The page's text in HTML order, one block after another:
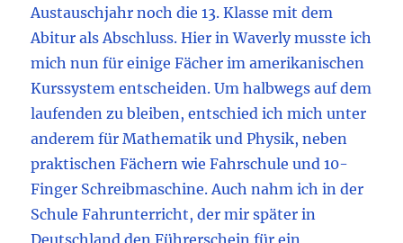
Austauschjahr noch die 13. Klasse mit dem
Abitur als Abschluss. Hier in Waverly musste ich
mich nun für einige Fächer im amerikanischen
Kurssystem entscheiden. Um halbwegs auf dem
laufenden zu bleiben, entschied ich mich unter
anderem für Mathematik und Physik, neben
praktischen Fächern wie Fahrschule und 10-
Finger Schreibmaschine. Auch nahm ich in der
Schule Fahrunterricht, der mir später in